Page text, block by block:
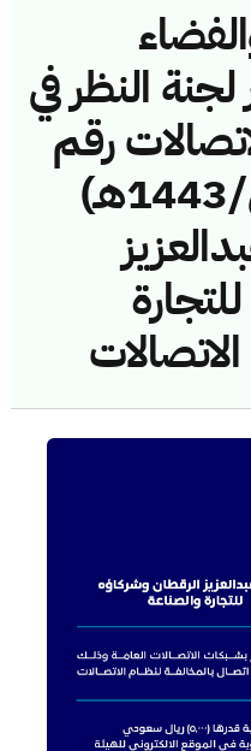
لجنة النظر في
رقم
(41743014/ق/1443هـ)